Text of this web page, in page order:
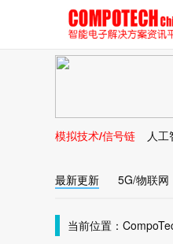
模拟技术/信号链 人工
最新更新 5G/物联网
当前位置：